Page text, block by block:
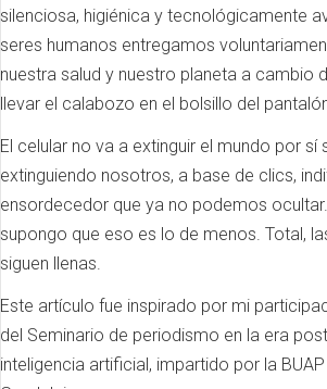
silenciosa, higiénica y tecnológicamente
seres humanos entregamos
nuestra salud y nuestro planeta a cambio
llevar el calabozo en el bolsillo del
El celular no va a extinguir el mundo por
extinguiendo nosotros, a base de clics,
ensordecedor que ya no podemos
supongo que eso es lo de menos. Total,
siguen llenas.
Este artículo fue inspirado por mi
del Seminario de periodismo en la era
inteligencia artificial, impartido por la